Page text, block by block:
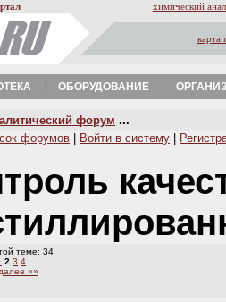
химический
карта
ОБОРУДОВАНИЕ
форум ...
форумов Войти в систему
теме: 34
2 3 4
далее »»